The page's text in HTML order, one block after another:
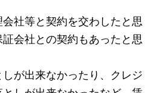
社等と契約を交わしたと思
会社との契約もあったと思
が出来なかったり、クレジ